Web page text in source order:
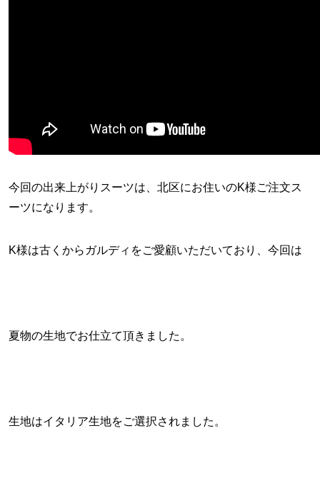
今回の出来上がりスーツは、北区にお住いのK様ご注文ス
ーツになります。
K様は古くからガルディをご愛顧いただいており、今回は
夏物の生地でお仕立て頂きました。
生地はイタリア生地をご選択されました。